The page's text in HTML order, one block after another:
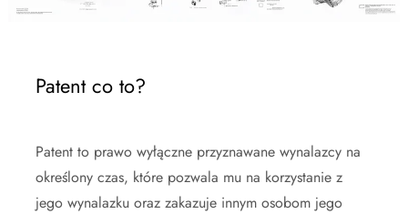
Patent co to?
Patent to prawo wyłączne przyznawane wynalazcy na
określony czas, które pozwala mu na korzystanie z
jego wynalazku oraz zakazuje innym osobom jego